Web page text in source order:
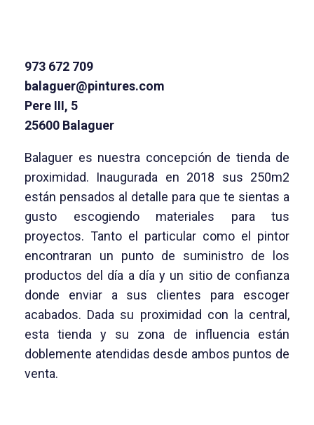
973 672 709
balaguer@pintures.com
Pere III, 5
25600 Balaguer
Balaguer es nuestra concepción de tienda de
proximidad. Inaugurada en 2018 sus 250m2
están pensados al detalle para que te sientas a
gusto escogiendo materiales para tus
proyectos. Tanto el particular como el pintor
encontraran un punto de suministro de los
productos del día a día y un sitio de confianza
donde enviar a sus clientes para escoger
acabados. Dada su proximidad con la central,
esta tienda y su zona de influencia están
doblemente atendidas desde ambos puntos de
venta.